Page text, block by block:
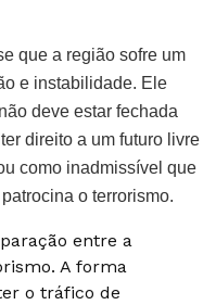
que a região sofre um
e instabilidade. Ele
deve estar fechada
direito a um futuro livre
como inadmissível que
o terrorismo.
entre a
A forma
o tráfico de